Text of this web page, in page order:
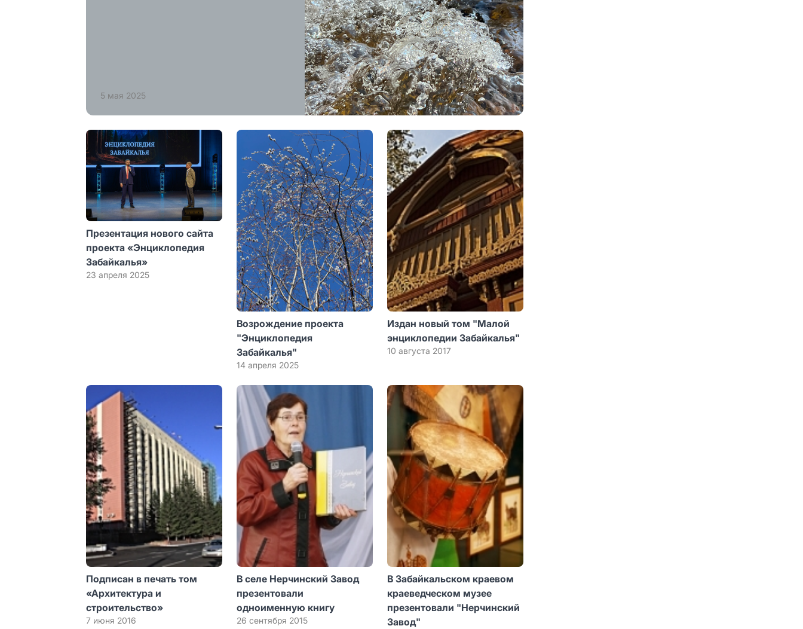
5 мая 2025
Презентация нового сайта
проекта «Энциклопедия
Забайкалья»
23 апреля 2025
Возрождение проекта
"Энциклопедия
Забайкалья"
14 апреля 2025
Издан новый том "Малой
энциклопедии Забайкалья"
10 августа 2017
Подписан в печать том
«Архитектура и
строительство»
7 июня 2016
В селе Нерчинский Завод
презентовали
одноименную книгу
26 сентября 2015
В Забайкальском краевом
краеведческом музее
презентовали "Нерчинский
Завод"